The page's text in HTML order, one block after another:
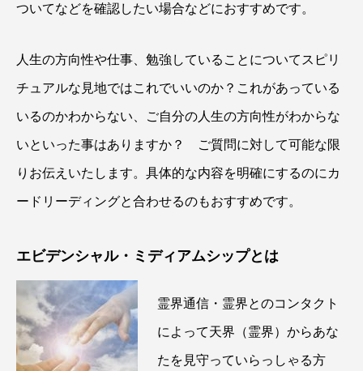
ついてなどを確認したい場合などにおすすめです。
人生の方向性や仕事、勉強していることについてスピリ
チュアルな見地ではこれでいいのか？これがあっている
いるのかわからない、ご自分の人生の方向性がわからな
いといった事はありますか？ ご質問に対して可能な限
りお伝えいたします。具体的な内容を明確にするのにカ
ードリーディングと合わせるのもおすすめです。
エビデンシャル・ミディアムシップとは
霊界通信・霊界とのコンタクト
によって天界（霊界）からあな
たを見守っていらっしゃる方